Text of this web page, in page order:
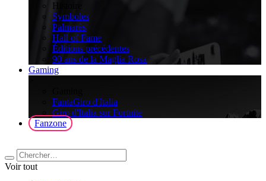
Histoire
Symboles
Palmarès
Hall of Fame
Éditions précédentes
90 ans de la Maglia Rosa
Gaming
FantaGiro d'Italia
Giro d'Italia sur Fortnite
Fanzone
Voir tout